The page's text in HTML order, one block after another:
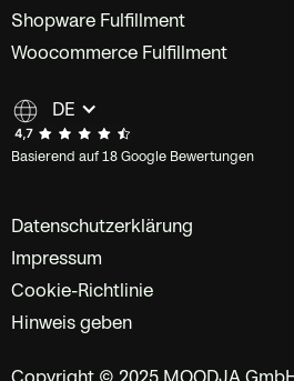
Shopware Fulfillment
Woocommerce Fulfillment
DE
Basierend auf 18 Google Bewertungen
Datenschutzerklärung
Impressum
Cookie-Richtlinie
Hinweis geben